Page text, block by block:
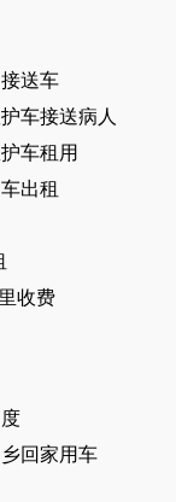
送车
车接送病人
车租用
出租
收费
回家用车